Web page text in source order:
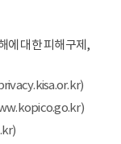
에 대한 피해구제,